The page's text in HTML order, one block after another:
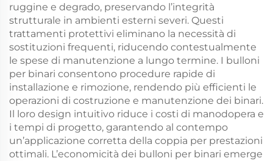
ruggine e degrado, preservando l’integrità
strutturale in ambienti esterni severi. Questi
trattamenti protettivi eliminano la necessità di
sostituzioni frequenti, riducendo contestualmente
le spese di manutenzione a lungo termine. I bulloni
per binari consentono procedure rapide di
installazione e rimozione, rendendo più efficienti le
operazioni di costruzione e manutenzione dei binari.
Il loro design intuitivo riduce i costi di manodopera e
i tempi di progetto, garantendo al contempo
un’applicazione corretta della coppia per prestazioni
ottimali. L’economicità dei bulloni per binari emerge